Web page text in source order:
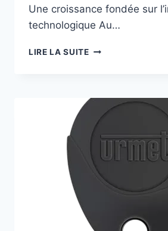
Une croissance fondée sur
technologique Au…
LIRE LA SUITE